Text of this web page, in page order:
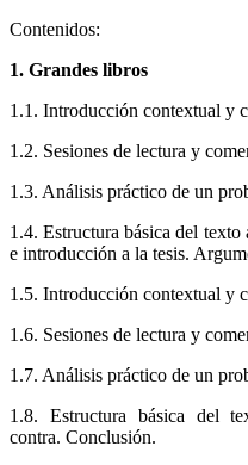
Contenidos:
1. Grandes libros
1.1. Introducción contextual y
1.2. Sesiones de lectura y
1.3. Análisis práctico de un
1.4. Estructura básica del
e introducción a la tesis.
1.5. Introducción contextual y
1.6. Sesiones de lectura y
1.7. Análisis práctico de un
1.8. Estructura básica del
contra. Conclusión.